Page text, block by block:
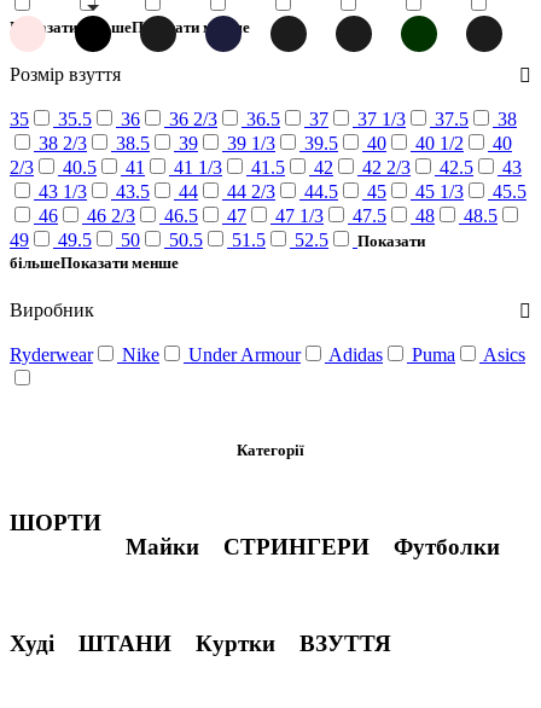
Показати більшеПоказати менше
Розмір взуття
35 35.5 36 36 2/3 36.5 37 37 1/3 37.5
38
38 2/3
38.5 39 39 1/3 39.5 40 40 1/2
40
2/3
40.5 41 41 1/3 41.5 42 42 2/3 42.5
43
43 1/3
43.5 44 44 2/3 44.5 45 45 1/3
45.5
46
46 2/3 46.5 47 47 1/3 47.5 48
48.5
49
49.5 50 50.5 51.5 52.5
Показати
більшеПоказати менше
Виробник
Ryderwear Nike Under Armour Adidas Puma Asics
Категорії
ШОРТИ
Майки
СТРИНГЕРИ Футболки
Худі ШТАНИ Куртки ВЗУТТЯ